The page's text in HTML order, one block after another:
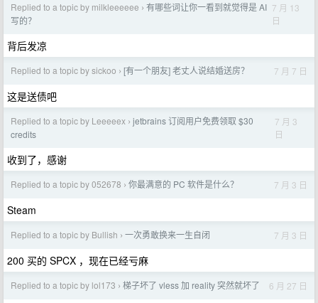
Replied to a topic by milkleeeeee › 有哪些词让你一看到就觉得是 AI
写的？
7 月 13
日
背后发凉
Replied to a topic by sickoo › [有一个朋友] 老丈人说结婚送房？ 7 月 7 日
这是送债吧
Replied to a topic by Leeeeex › jetbrains 订阅用户免费领取 $30
credits
7 月 3
日
收到了，感谢
Replied to a topic by 052678 › 你最满意的 PC 软件是什么？ 7 月 3 日
Steam
Replied to a topic by Bullish › 一次勇敢换来一生自闭 7 月 3 日
200 买的 SPCX ，现在已经亏麻
Replied to a topic by lol173 › 梯子坏了 vless 加 reality 突然就坏了 6 月 27 日